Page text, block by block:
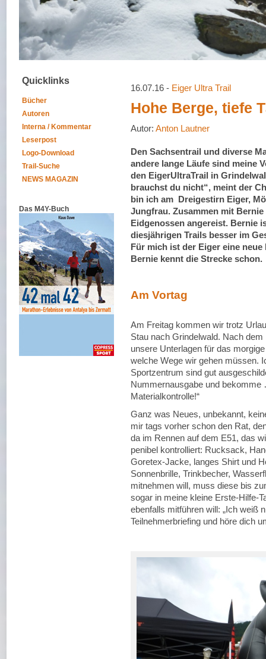
Quicklinks
Bücher
Autoren
Interna / Kommentar
Leserpost
Logo-Download
Trail-Suche
NEWS MAGAZIN
Das M4Y-Buch
16.07.16 - Eiger Ultra Trail
Hohe Berge, tiefe
Autor: Anton Lautner
Den Sachsentrail und diverse
andere lange Läufe sind meine
den EigerUltraTrail in
brauchst du nicht“, meint der
bin ich am Dreigestirn Eiger,
Jungfrau. Zusammen mit
Eidgenossen angereist. Bernie
diesjährigen Trails besser im
Für mich ist der Eiger eine neue
Bernie kennt die Strecke schon.
Am Vortag
Am Freitag kommen wir trotz
Stau nach Grindelwald. Nach
unsere Unterlagen für das
welche Wege wir gehen müssen.
Sportzentrum sind gut
Nummernausgabe und
Materialkontrolle!“
Ganz was Neues, unbekannt,
mir tags vorher schon den Rat,
da im Rennen auf dem E51, das
penibel kontrolliert: Rucksack,
Goretex-Jacke, langes Shirt und
Sonnenbrille, Trinkbecher,
mitnehmen will, muss diese bis
sogar in meine kleine Erste-Hilfe-
ebenfalls mitführen will: „Ich weiß
Teilnehmerbriefing und höre dich